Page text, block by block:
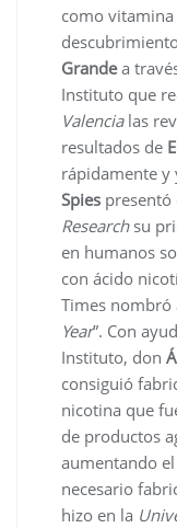
como vitamina
Grandea
Instituto que
Valencialas
resultados de
rápidamente y
Spies presentó
Researchsu
en humanos
con ácido
Times nombró
Year”. Con
Instituto, don
consiguió
nicotina que
de productos
aumentando
necesario
hizo en la